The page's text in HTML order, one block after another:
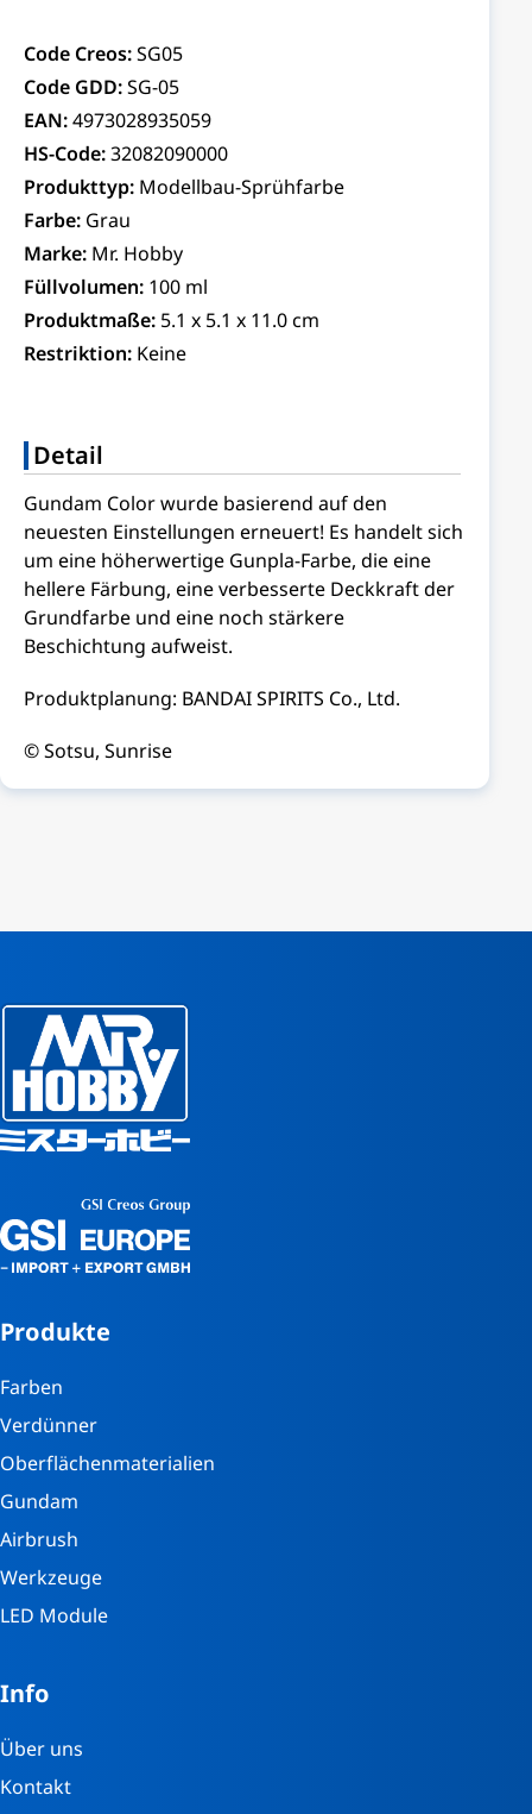
Code Creos:SG05
Code GDD:SG-05
EAN:4973028935059
HS-Code:32082090000
Produkttyp: Modellbau-Sprühfarbe
Farbe: Grau
Marke: Mr. Hobby
Füllvolumen: 100 ml
Produktmaße: 5.1 x 5.1 x 11.0 cm
Restriktion: Keine
Detail
Gundam Color wurde basierend auf den
neuesten Einstellungen erneuert! Es handelt sich
um eine höherwertige Gunpla-Farbe, die eine
hellere Färbung, eine verbesserte Deckkraft der
Grundfarbe und eine noch stärkere
Beschichtung aufweist.
Produktplanung: BANDAI SPIRITS Co., Ltd.
© Sotsu, Sunrise
Produkte
Farben
Verdünner
Oberflächenmaterialien
Gundam
Airbrush
Werkzeuge
LED Module
Info
Über uns
Kontakt